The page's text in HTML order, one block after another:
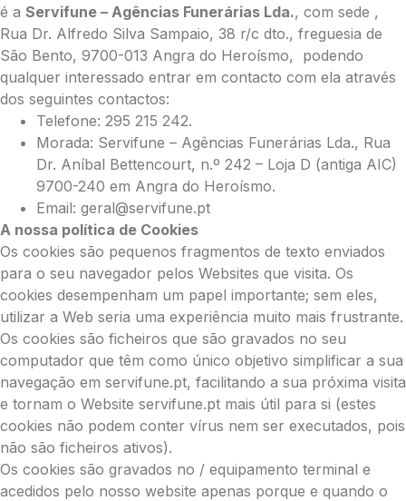
é a Servifune – Agências Funerárias Lda., com sede ,
Rua Dr. Alfredo Silva Sampaio, 38 r/c dto., freguesia de
São Bento, 9700-013 Angra do Heroísmo, podendo
qualquer interessado entrar em contacto com ela através
dos seguintes contactos:
Telefone: 295 215 242.
Morada: Servifune – Agências Funerárias Lda., Rua
Dr. Aníbal Bettencourt, n.º 242 – Loja D (antiga AIC)
9700-240 em Angra do Heroísmo.
Email: geral@servifune.pt
A nossa política de Cookies
Os cookies são pequenos fragmentos de texto enviados
para o seu navegador pelos Websites que visita. Os
cookies desempenham um papel importante; sem eles,
utilizar a Web seria uma experiência muito mais frustrante.
Os cookies são ficheiros que são gravados no seu
computador que têm como único objetivo simplificar a sua
navegação em servifune.pt, facilitando a sua próxima visita
e tornam o Website servifune.pt mais útil para si (estes
cookies não podem conter vírus nem ser executados, pois
não são ficheiros ativos).
Os cookies são gravados no / equipamento terminal e
acedidos pelo nosso website apenas porque e quando o